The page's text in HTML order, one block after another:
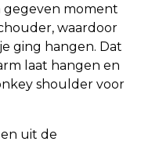
gegeven moment
waardoor
ging hangen. Dat
laat hangen en
shoulder voor
uit de